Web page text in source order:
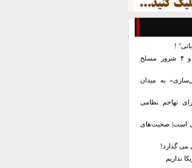
!
بازداشت ۲۱ مزدور موساد و ۴ شرور مسلح
به میدان
تهاجم نظامی
است| صحبت‌های
می گذارد!
نداریم